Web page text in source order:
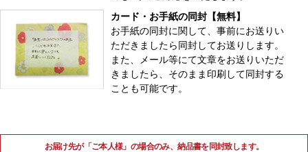
カード・お手紙の同封【無料】
お手紙の同封に関して、事前にお送りい
ただきましたら同封してお送りします。
また、メール等にて文章をお送りいただ
きましたら、そのまま印刷して同封する
ことも可能です。
お届け先が「ご本人様」の場合のみ、納品書を同封致します。